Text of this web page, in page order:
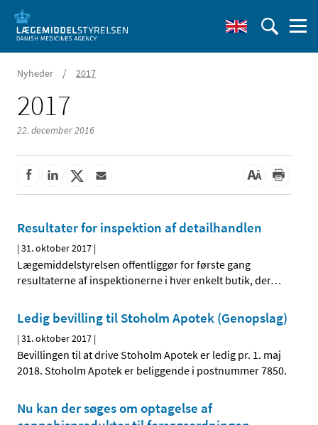
Nyheder / 2017
2017
22. december 2016
Resultater for inspektion af detailhandlen
|31. oktober 2017 |
Lægemiddelstyrelsen offentliggør for første gang
resultaterne af inspektionerne i hver enkelt butik, der…
Ledig bevilling til Stoholm Apotek (Genopslag)
|31. oktober 2017 |
Bevillingen til at drive Stoholm Apotek er ledig pr. 1. maj
2018. Stoholm Apotek er beliggende i postnummer 7850.
Nu kan der søges om optagelse af